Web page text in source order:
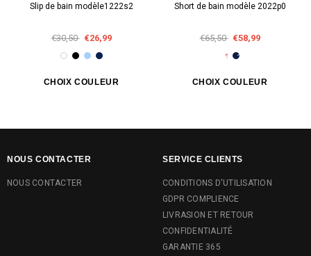
Slip de bain modèle1222s2
€30,50 €26,99
Short de bain modèle 2022p0
€65,50 €58,99
NOUS CONTACTER
NOUS CONTACTER
SERVICE CLIENTS
CONDITIONS D'UTILISATION
GDPR COMPLIENCE
LIVRASION ET RETOUR
CONFIDENTIALITÉ
GARANTIE 365